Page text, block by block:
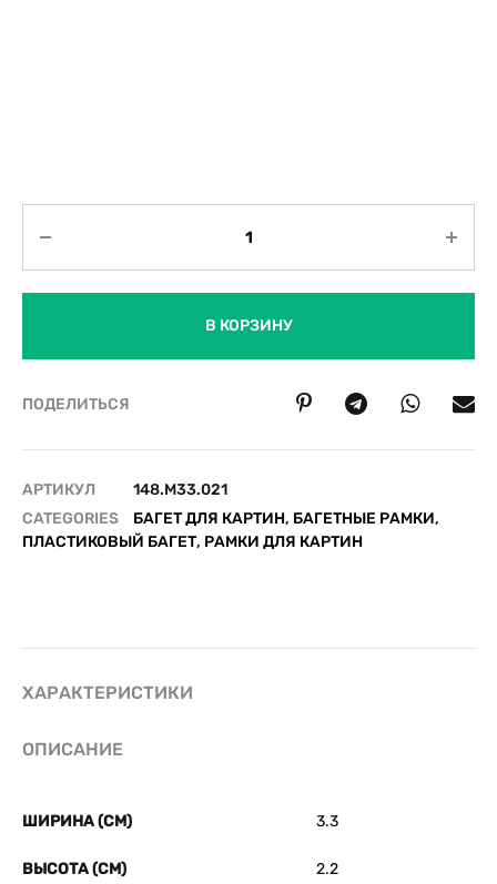
В КОРЗИНУ
ПОДЕЛИТЬСЯ
АРТИКУЛ
148.M33.021
CATEGORIES
БАГЕТ ДЛЯ КАРТИН, БАГЕТНЫЕ РАМКИ,
ПЛАСТИКОВЫЙ БАГЕТ, РАМКИ ДЛЯ КАРТИН
ХАРАКТЕРИСТИКИ
ОПИСАНИЕ
ШИРИНА (СМ) 3.3
ВЫСОТА (СМ) 2.2